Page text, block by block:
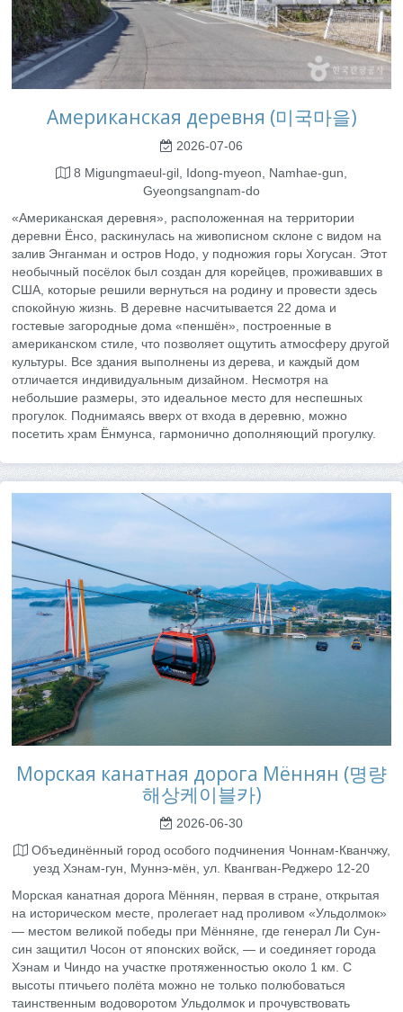
Американская деревня (미국마을)
2026-07-06
8 Migungmaeul-gil, Idong-myeon, Namhae-gun,
Gyeongsangnam-do
«Американская деревня», расположенная на территории
деревни Ёнсо, раскинулась на живописном склоне с видом на
залив Энганман и остров Нодо, у подножия горы Хогусан. Этот
необычный посёлок был создан для корейцев, проживавших в
США, которые решили вернуться на родину и провести здесь
спокойную жизнь. В деревне насчитывается 22 дома и
гостевые загородные дома «пеншён», построенные в
американском стиле, что позволяет ощутить атмосферу другой
культуры. Все здания выполнены из дерева, и каждый дом
отличается индивидуальным дизайном. Несмотря на
небольшие размеры, это идеальное место для неспешных
прогулок. Поднимаясь вверх от входа в деревню, можно
посетить храм Ёнмунса, гармонично дополняющий прогулку.
Морская канатная дорога Мённян (명량
해상케이블카)
2026-06-30
Объединённый город особого подчинения Чоннам-Кванчжу,
уезд Хэнам-гун, Муннэ-мён, ул. Квангван-Реджеро 12-20
Морская канатная дорога Мённян, первая в стране, открытая
на историческом месте, пролегает над проливом «Ульдолмок»
— местом великой победы при Мённяне, где генерал Ли Сун-
син защитил Чосон от японских войск, — и соединяет города
Хэнам и Чиндо на участке протяженностью около 1 км. С
высоты птичьего полёта можно не только полюбоваться
таинственным водоворотом Ульдолмок и прочувствовать